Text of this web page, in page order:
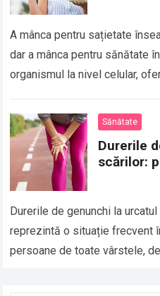
A mânca pentru sațietate
dar a mânca pentru sănătate
organismul la nivel celular,
Sănătate
Durerile
scărilor:
Durerile de genunchi la
reprezintă o situație frecvent
persoane de toate vârstele,